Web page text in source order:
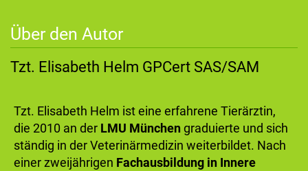
Über den Autor
Tzt. Elisabeth Helm GPCert SAS/SAM
Tzt. Elisabeth Helm ist eine erfahrene Tierärztin,
die 2010 an der LMU Münchengraduierte und sich
ständig in der Veterinärmedizin weiterbildet. Nach
einer zweijährigen Fachausbildung in Innere